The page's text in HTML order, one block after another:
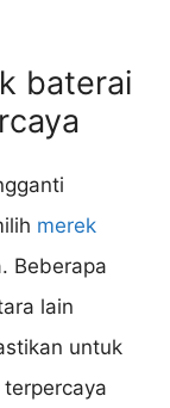
baterai
merek
Beberapa
lain
untuk